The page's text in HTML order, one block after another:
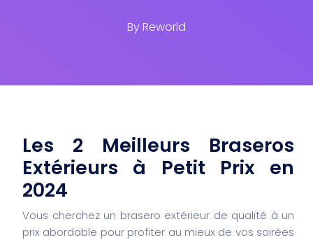
ByReworld
Les 2 Meilleurs Braseros
Extérieurs à Petit Prix en
2024
Vous cherchez un brasero extérieur de qualité à un
prix abordable pour profiter au mieux de vos soirées